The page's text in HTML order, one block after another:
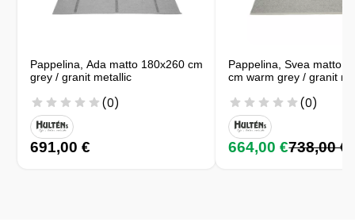
Pappelina, Ada matto 180x260 cm
grey / granit metallic
(0)
691,00 €
Pappelina, Svea matto
cm warm grey / granit
(0)
664,00 €738,00 €